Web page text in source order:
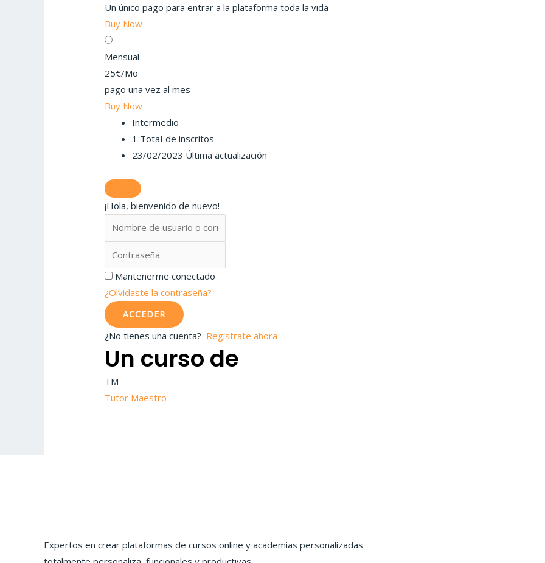
Un único pago para entrar a la plataforma toda la vida
Buy Now
Mensual
25€/Mo
pago una vez al mes
Buy Now
Intermedio
1 TotaI de inscritos
23/02/2023 Última actualización
¡Hola, bienvenido de nuevo!
Mantenerme conectado
¿Olvidaste la contraseña?
ACCEDER
¿No tienes una cuenta? Regístrate ahora
Un curso de
TM
Tutor Maestro
Expertos en crear plataformas de cursos online y academias personalizadas